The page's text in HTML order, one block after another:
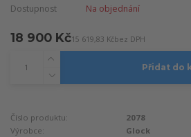
Dostupnost Na objednání
18 900 Kč15 619,83 Kčbez DPH
Přidat do
Číslo produktu:
2078
Výrobce:
Glock